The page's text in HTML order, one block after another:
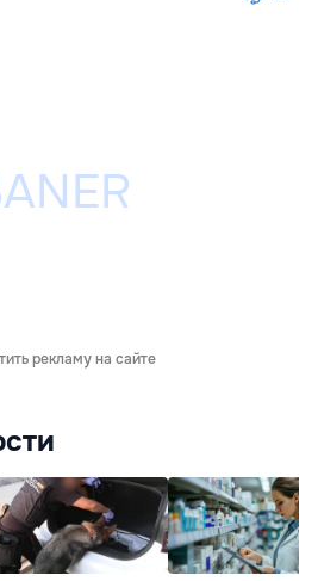
рекламу на сайте